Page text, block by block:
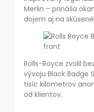
Merlin – prináša
dojem aj na
Rolls-Royce zvolil
vývoju Black Badge
tisíc kilometrov
od klientov.